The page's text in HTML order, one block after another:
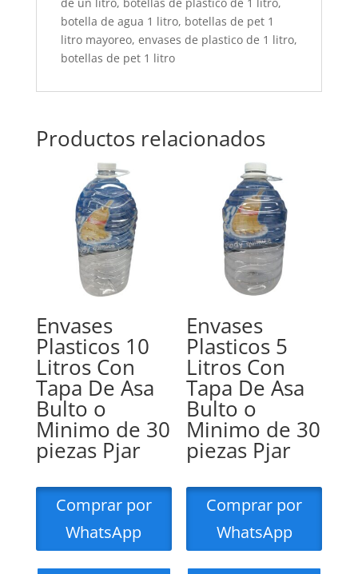
botella de agua 1 litro, botellas de pet 1
litro mayoreo, envases de plastico de 1 litro,
botellas de pet 1 litro
Productos relacionados
Envases
Plasticos 10
Litros Con
Tapa De Asa
Bulto o
Minimo de 30
piezas Pjar
Comprar por
WhatsApp
Envases
Plasticos 5
Litros Con
Tapa De Asa
Bulto o
Minimo de 30
piezas Pjar
Comprar por
WhatsApp